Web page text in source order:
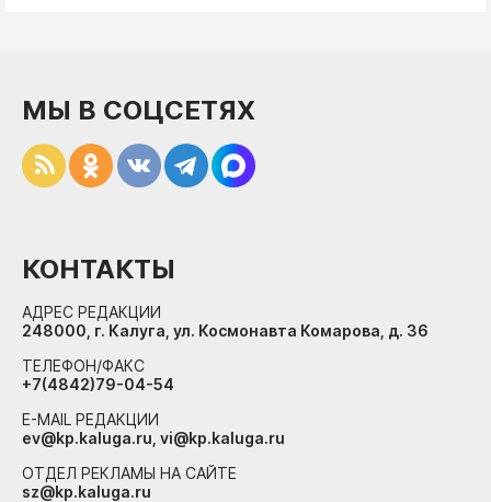
МЫ В СОЦСЕТЯХ
КОНТАКТЫ
АДРЕС РЕДАКЦИИ
248000, г. Калуга, ул. Космонавта Комарова, д. 36
ТЕЛЕФОН/ФАКС
+7(4842)79-04-54
E-MAIL РЕДАКЦИИ
ev@kp.kaluga.ru, vi@kp.kaluga.ru
ОТДЕЛ РЕКЛАМЫ НА САЙТЕ
sz@kp.kaluga.ru